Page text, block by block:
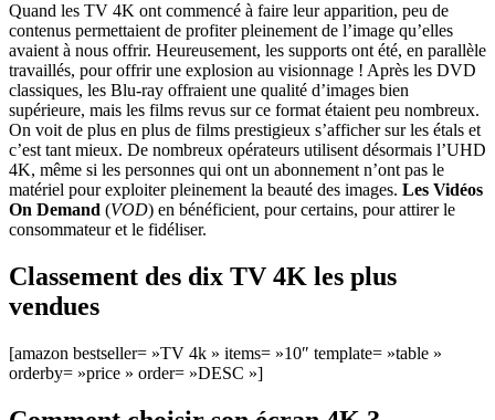
Quand les TV 4K ont commencé à faire leur apparition, peu de
contenus permettaient de profiter pleinement de l’image qu’elles
avaient à nous offrir. Heureusement, les supports ont été, en parallèle
travaillés, pour offrir une explosion au visionnage ! Après les DVD
classiques, les Blu-ray offraient une qualité d’images bien
supérieure, mais les films revus sur ce format étaient peu nombreux.
On voit de plus en plus de films prestigieux s’afficher sur les étals et
c’est tant mieux. De nombreux opérateurs utilisent désormais l’UHD
4K, même si les personnes qui ont un abonnement n’ont pas le
matériel pour exploiter pleinement la beauté des images. Les Vidéos
On Demand (VOD) en bénéficient, pour certains, pour attirer le
consommateur et le fidéliser.
Classement des dix TV 4K les plus
vendues
[amazon bestseller= »TV 4k » items= »10″ template= »table »
orderby= »price » order= »DESC »]